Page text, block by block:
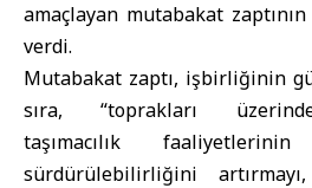
amaçlayan mutabakat
verdi.
Mutabakat zaptı, işbirliğinin
sıra, “toprakları
taşımacılık
sürdürülebilirliğini